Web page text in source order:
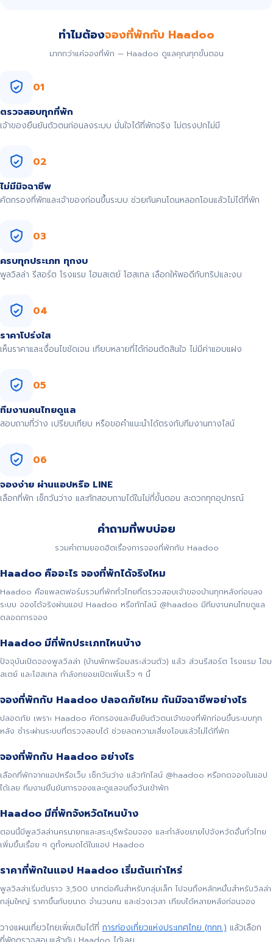
ทำไมต้องจองที่พักกับ Haadoo
มากกว่าแค่จองที่พัก — Haadoo ดูแลคุณทุกขั้นตอน
01
ตรวจสอบทุกที่พัก
เจ้าของยืนยันตัวตนก่อนลงระบบ มั่นใจได้ที่พักจริง ไม่ตรงปกไม่มี
02
ไม่มีมิจฉาชีพ
คัดกรองที่พักและเจ้าของก่อนขึ้นระบบ ช่วยกันคนโดนหลอกโอนแล้วไม่ได้ที่พัก
03
ครบทุกประเภท ทุกงบ
พูลวิลล่า รีสอร์ต โรงแรม โฮมสเตย์ โฮสเทล เลือกให้พอดีกับทริปและงบ
04
ราคาโปร่งใส
เห็นราคาและเงื่อนไขชัดเจน เทียบหลายที่ได้ก่อนตัดสินใจ ไม่มีค่าแอบแฝง
05
ทีมงานคนไทยดูแล
สอบถามที่ว่าง เปรียบเทียบ หรือขอคำแนะนำได้ตรงกับทีมงานทางไลน์
06
จองง่าย ผ่านแอปหรือ LINE
เลือกที่พัก เช็กวันว่าง และทักสอบถามได้ในไม่กี่ขั้นตอน สะดวกทุกอุปกรณ์
คำถามที่พบบ่อย
รวมคำถามยอดฮิตเรื่องการจองที่พักกับ Haadoo
Haadoo คืออะไร จองที่พักได้จริงไหม
Haadoo คือแพลตฟอร์มรวมที่พักทั่วไทยที่ตรวจสอบเจ้าของบ้านทุกหลังก่อนลง
ระบบ จองได้จริงผ่านแอป Haadoo หรือทักไลน์ @haadoo มีทีมงานคนไทยดูแล
ตลอดการจอง
Haadoo มีที่พักประเภทไหนบ้าง
ปัจจุบันเปิดจองพูลวิลล่า (บ้านพักพร้อมสระส่วนตัว) แล้ว ส่วนรีสอร์ต โรงแรม โฮม
สเตย์ และโฮสเทล กำลังทยอยเปิดเพิ่มเร็ว ๆ นี้
จองที่พักกับ Haadoo ปลอดภัยไหม กันมิจฉาชีพอย่างไร
ปลอดภัย เพราะ Haadoo คัดกรองและยืนยันตัวตนเจ้าของที่พักก่อนขึ้นระบบทุก
หลัง ชำระผ่านระบบที่ตรวจสอบได้ ช่วยลดความเสี่ยงโอนแล้วไม่ได้ที่พัก
จองที่พักกับ Haadoo อย่างไร
เลือกที่พักจากแอปหรือเว็บ เช็กวันว่าง แล้วทักไลน์ @haadoo หรือกดจองในแอป
ได้เลย ทีมงานยืนยันการจองและดูแลจนถึงวันเข้าพัก
Haadoo มีที่พักจังหวัดไหนบ้าง
ตอนนี้มีพูลวิลล่านครนายกและสระบุรีพร้อมจอง และกำลังขยายไปจังหวัดอื่นทั่วไทย
เพิ่มขึ้นเรื่อย ๆ ดูทั้งหมดได้ในแอป Haadoo
ราคาที่พักในแอป Haadoo เริ่มต้นเท่าไหร่
พูลวิลล่าเริ่มต้นราว 3,500 บาทต่อคืนสำหรับกลุ่มเล็ก ไปจนถึงหลักหมื่นสำหรับวิลล่า
กลุ่มใหญ่ ราคาขึ้นกับขนาด จำนวนคน และช่วงเวลา เทียบได้หลายหลังก่อนจอง
วางแผนเที่ยวไทยเพิ่มเติมได้ที่ การท่องเที่ยวแห่งประเทศไทย (ททท.) แล้วเลือก